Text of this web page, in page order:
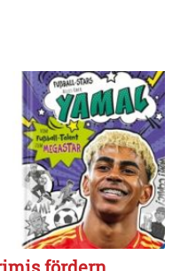
fördern